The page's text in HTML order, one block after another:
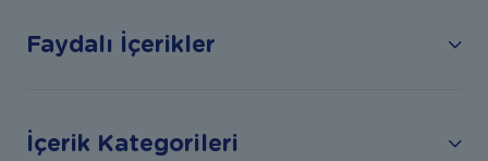
Faydalı İçerikler
İçerik Kategorileri